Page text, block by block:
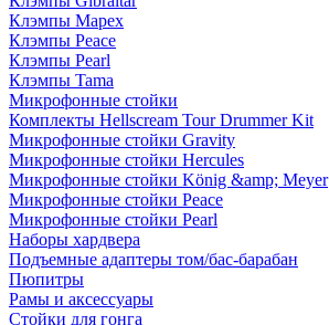
Клэмпы Mapex
Клэмпы Peace
Клэмпы Pearl
Клэмпы Tama
Микрофонные стойки
Комплекты Hellscream Tour Drummer Kit
Микрофонные стойки Gravity
Микрофонные стойки Hercules
Микрофонные стойки König &amp; Meyer
Микрофонные стойки Peace
Микрофонные стойки Pearl
Наборы хардвера
Подъемные адаптеры том/бас-барабан
Пюпитры
Рамы и аксессуары
Стойки для гонга